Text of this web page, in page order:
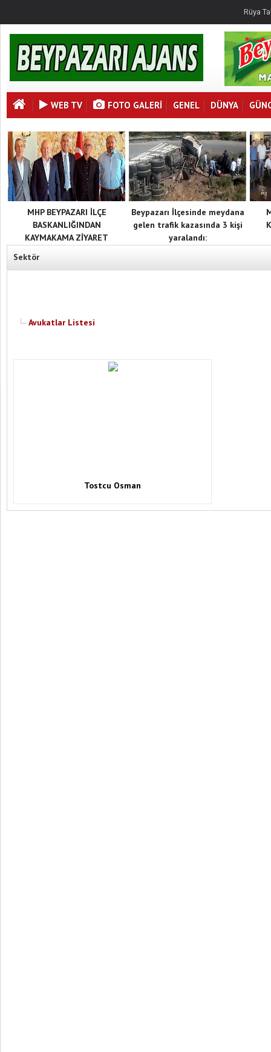
Rüya
WEB TV FOTO GALERI GENEL DÜNYA
MHP BEYPAZARI İLÇE
BASKANLIĞINDAN
KAYMAKAMA ZİYARET
Beypazarı İlçesinde meydana
gelen trafik kazasında 3 kişi
yaralandı:
Sektör
Avukatlar Listesi
Tostcu Osman